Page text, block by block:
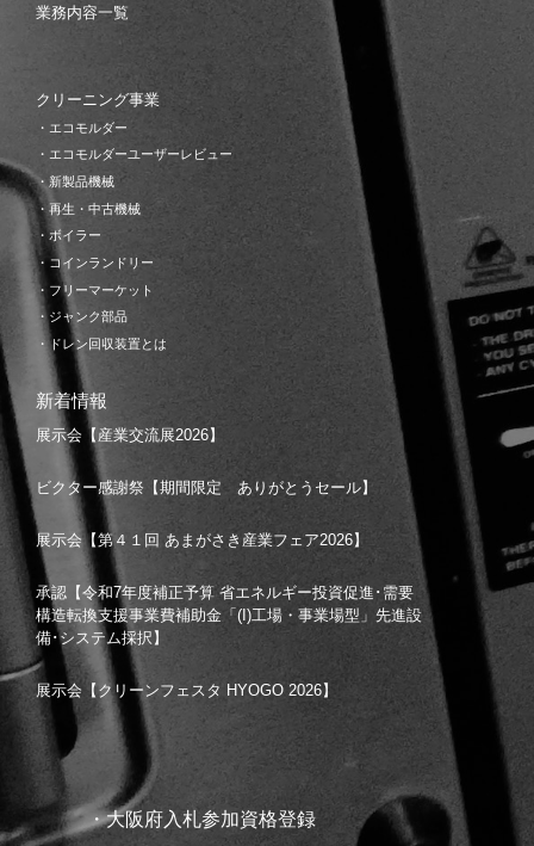
業務内容一覧
クリーニング事業
・エコモルダー
・エコモルダーユーザーレビュー
・新製品機械
・再生・中古機械
・ボイラー
・コインランドリー
・フリーマーケット
・ジャンク部品
・ドレン回収装置とは
新着情報
展示会【産業交流展2026】
ビクター感謝祭【期間限定 ありがとうセール】
展示会【第４１回 あまがさき産業フェア2026】
承認【令和7年度補正予算 省エネルギー投資促進･需要
構造転換支援事業費補助金「(I)工場・事業場型」先進設
備･システム採択】
展示会【クリーンフェスタ HYOGO 2026】
・大阪府入札参加資格登録